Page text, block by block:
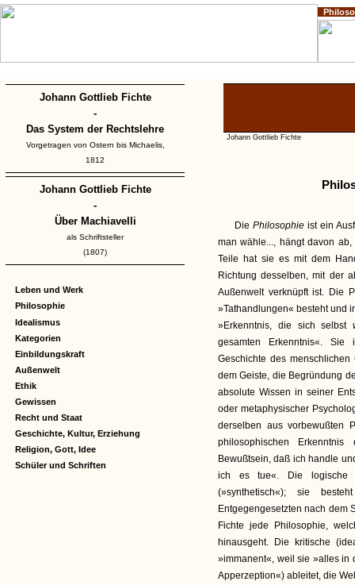
Johann Gottlieb Fichte
-
Das System der Rechtslehre
Vorgetragen von Ostern bis Michaelis,
1812
Johann Gottlieb Fichte
-
Über Machiavelli
als Schriftsteller
(1807)
Leben und Werk
Philosophie
Idealismus
Kategorien
Einbildungskraft
Außenwelt
Ethik
Gewissen
Recht und Staat
Geschichte, Kultur, Erziehung
Religion, Gott, Idee
Schüler und Schriften
Johann Gottlieb Fichte
Die Philosophie ist ein
man wähle..., hängt davon
Teile hat sie es mit dem
Richtung desselben, mit der
Außenwelt verknüpft ist. Die
»Tathandlungen« besteht und
»Erkenntnis, die sich selbst
gesamten Erkenntnis«.
Geschichte des
dem Geiste, die Begründung
absolute Wissen in seiner
oder metaphysischer
derselben aus vorbewußten
philosophischen
Bewußtsein, daß ich handle
ich es tue«. Die
(»synthetisch«); sie
Entgegengesetzten nach dem
Fichte jede Philosophie,
hinausgeht. Die kritische
»immanent«, weil sie »alles in
Apperzeption«) ableitet, die